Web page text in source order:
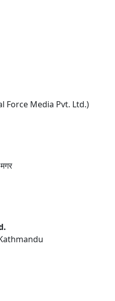
Force Media Pvt. Ltd.)